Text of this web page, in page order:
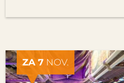
ZA 7NOV.